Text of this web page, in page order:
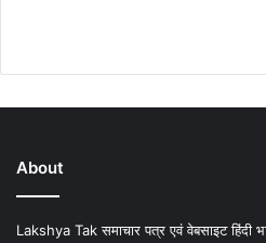
About
Lakshya Tak समाचार पत्र एवं वेबसाइट हिंदी